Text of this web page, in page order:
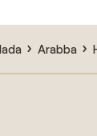
Arabba